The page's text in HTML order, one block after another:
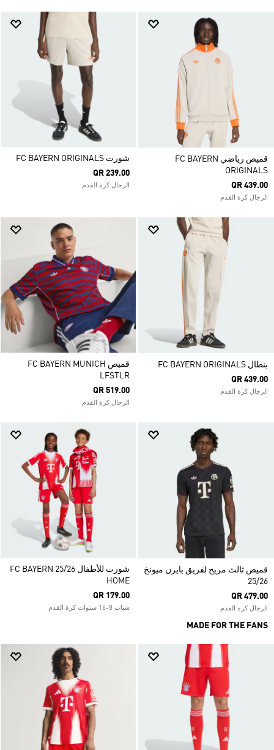
قميص رياضي FC BAYERN
ORIGINALS
QR 439.00
الرجال كرة القدم
شورت FC BAYERN ORIGINALS
QR 239.00
الرجال كرة القدم
بنطال FC BAYERN ORIGINALS
QR 439.00
الرجال كرة القدم
قميص FC BAYERN MUNICH
LFSTLR
QR 519.00
الرجال كرة القدم
قميص ثالث مريح لفريق بايرن ميونخ
25/26
QR 479.00
الرجال كرة القدم
MADE FOR THE FANS
شورت للأطفال FC BAYERN 25/26
HOME
QR 179.00
شباب 8-16 سنوات كرة القدم